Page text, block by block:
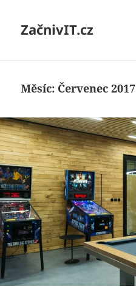
ZačnivIT.cz
Měsíc: Červenec 2017